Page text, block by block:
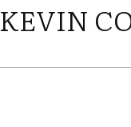
KEVIN